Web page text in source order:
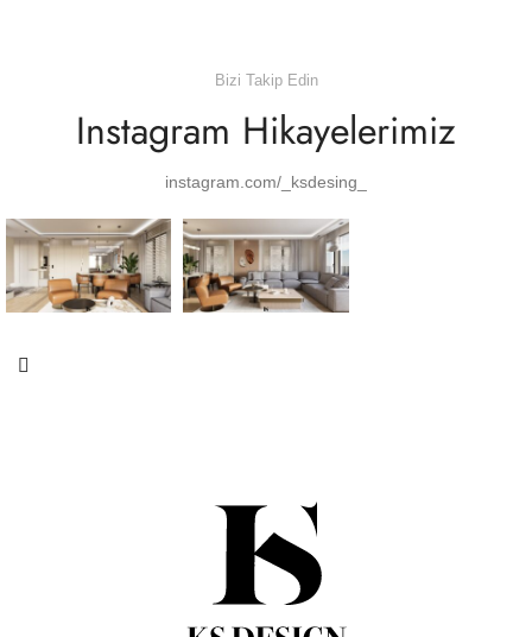
Bizi Takip Edin
Instagram Hikayelerimiz
instagram.com/_ksdesing_